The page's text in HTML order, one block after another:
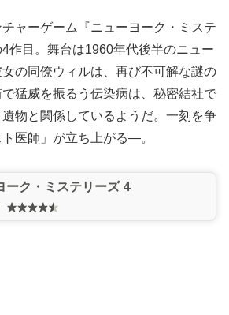
ャーゲーム『ニューヨーク・ミステ
作目。舞台は1960年代後半のニュー
の同僚ウィルは、再び不可解な謎の
猛威を振るう伝染病は、秘密結社で
物と関係しているようだ。一刻を争
医師」が立ち上がる―。
ーク・ミステリーズ 4